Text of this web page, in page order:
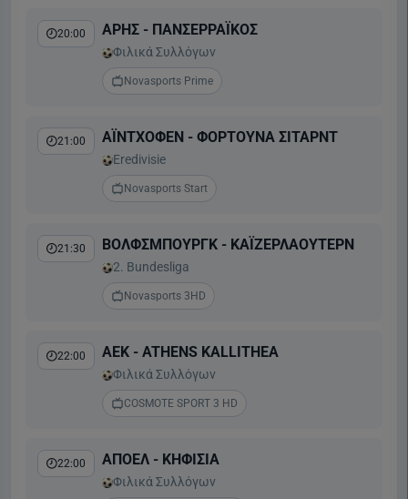
20:00 ΑΡΗΣ - ΠΑΝΣΕΡΡΑΪΚΟΣ
Φιλικά Συλλόγων
Novasports Prime
21:00 ΑΪΝΤΧΟΦΕΝ - ΦΟΡΤΟΥΝΑ ΣΙΤΑΡΝΤ
Eredivisie
Novasports Start
21:30 ΒΟΛΦΣΜΠΟΥΡΓΚ - ΚΑΪΖΕΡΛΑΟΥΤΕΡΝ
2. Bundesliga
Novasports 3HD
22:00 ΑΕΚ - ATHENS KALLITHEA
Φιλικά Συλλόγων
COSMOTE SPORT 3 HD
22:00 ΑΠΟΕΛ - ΚΗΦΙΣΙΑ
Φιλικά Συλλόγων